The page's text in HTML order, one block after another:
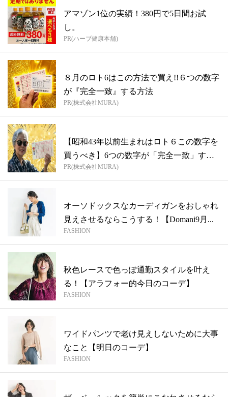
アマゾン1位の実績！380円で5日間お試
し。
PR(ハーブ健康本舗)
８月のロト6はこの方法で買え!!６つの数字
が『完全一致』する方法
PR(株式会社MURA)
【昭和43年以前生まれはロト６この数字を
買うべき】6つの数字が「完全一致」する
方...
PR(株式会社MURA)
オーソドックスなカーディガンをおしゃれ
見えさせるならこうする！【Domani9月...
FASHION
秋色レースで色っぽ通勤スタイルを叶え
る！【アラフォー的今日のコーデ】
FASHION
ワイドパンツで老け見えしないために大事
なこと【明日のコーデ】
FASHION